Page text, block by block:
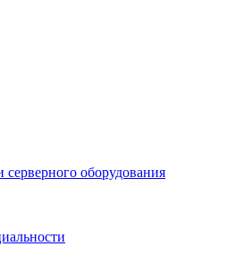
оборудования